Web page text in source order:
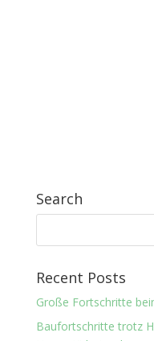
Search
Recent Posts
Große Fortschritte
Baufortschritte trotz